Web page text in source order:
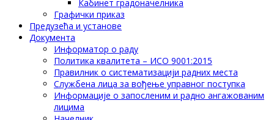
Кабинет градоначелника
Графички приказ
Предузећа и установе
Документа
Информатор о раду
Политика квалитета – ИСО 9001:2015
Правилник о систематизацији радних места
Службена лица за вођење управног поступка
Информације о запосленим и радно ангажованим
лицима